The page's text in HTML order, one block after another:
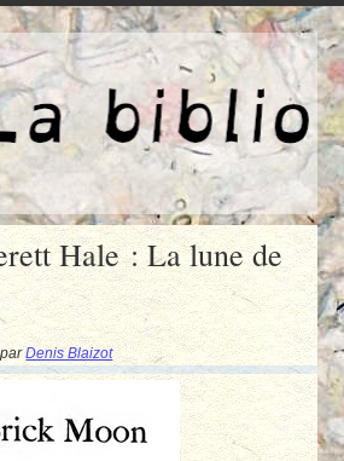
Hale : La lune de
,parDenis Blaizot